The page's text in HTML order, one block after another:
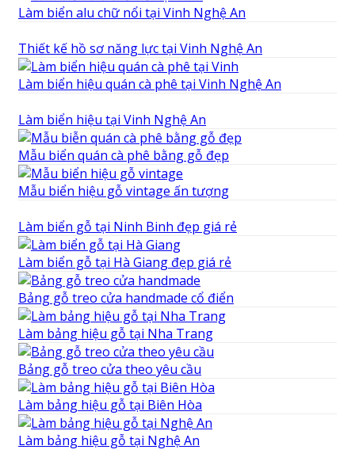
Làm biển alu chữ nổi tại Vinh Nghệ An
Thiết kế hồ sơ năng lực tại Vinh Nghệ An
Làm biển hiệu quán cà phê tại Vinh Nghệ An
Làm biển hiệu tại Vinh Nghệ An
Mẫu biển quán cà phê bằng gỗ đẹp
Mẫu biển hiệu gỗ vintage ấn tượng
Làm biển gỗ tại Ninh Binh đẹp giá rẻ
Làm biển gỗ tại Hà Giang đẹp giá rẻ
Bảng gỗ treo cửa handmade cổ điển
Làm bảng hiệu gỗ tại Nha Trang
Bảng gỗ treo cửa theo yêu cầu
Làm bảng hiệu gỗ tại Biên Hòa
Làm bảng hiệu gỗ tại Nghệ An